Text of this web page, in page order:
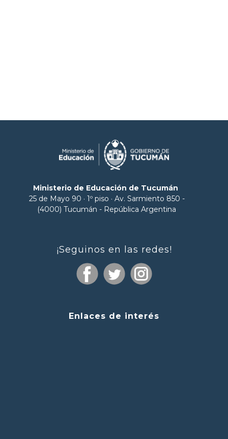
Ministerio de Educación de Tucumán
25 de Mayo 90 · 1º piso · Av. Sarmiento 850 -
(4000) Tucumán - República Argentina
¡Seguinos en las redes!
Enlaces de interés